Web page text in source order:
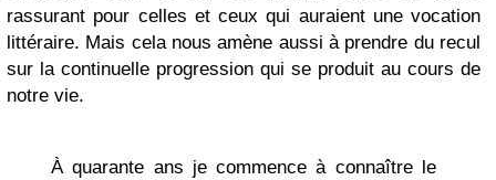
rassurant pour celles et ceux qui auraient une vocation
littéraire. Mais cela nous amène aussi à prendre du recul
sur la continuelle progression qui se produit au cours de
notre vie.
À quarante ans je commence à connaître le